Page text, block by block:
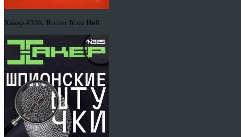
Хакер #326. Router from Hell